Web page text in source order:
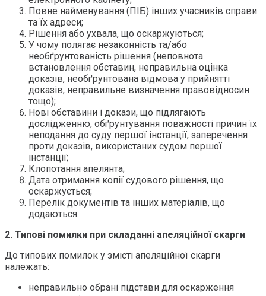
Повне найменування (ПІБ) інших учасників справи
та їх адреси;
Рішення або ухвала, що оскаржуються;
У чому полягає незаконність та/або
необґрунтованість рішення (неповнота
встановлення обставин, неправильна оцінка
доказів, необґрунтована відмова у прийнятті
доказів, неправильне визначення правовідносин
тощо);
Нові обставини і докази, що підлягають
дослідженню, обґрунтування поважності причин їх
неподання до суду першої інстанції, заперечення
проти доказів, використаних судом першої
інстанції;
Клопотання апелянта;
Дата отримання копії судового рішення, що
оскаржується;
Перелік документів та інших матеріалів, що
додаються.
2. Типові помилки при складанні апеляційної скарги
До типових помилок у змісті апеляційної скарги
належать:
неправильно обрані підстави для оскарження